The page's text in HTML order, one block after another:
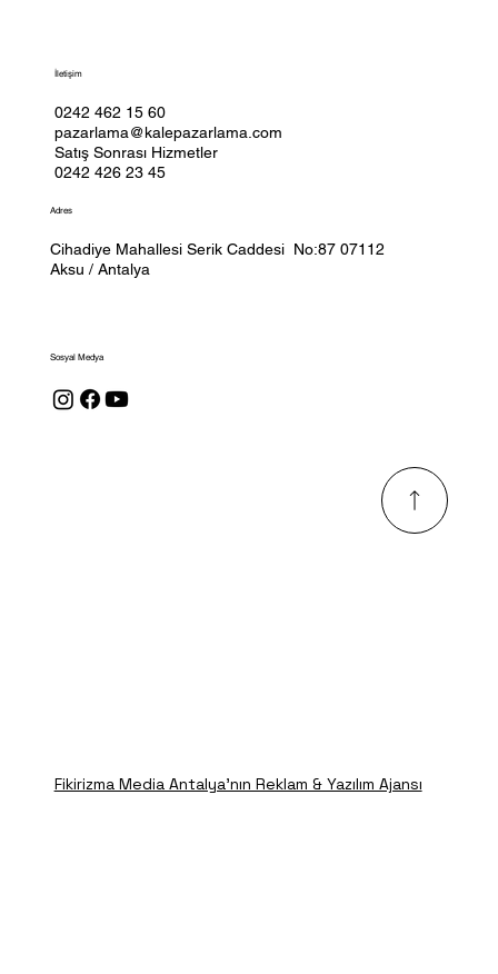
İletişim
0242 462 15 60
pazarlama@kalepazarlama.com
Satış Sonrası Hizmetler
0242 426 23 45
Adres
Cihadiye Mahallesi Serik Caddesi No:87 07112
Aksu / Antalya
Sosyal Medya
Fikirizma Media Antalya'nın Reklam & Yazılım Ajansı